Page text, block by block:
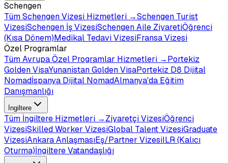
Schengen
TümSchengen Vizesi Hizmetleri →Schengen Turist
VizesiSchengen İş VizesiSchengen Aile ZiyaretiÖğrenci
(Kısa Dönem)Medikal Tedavi VizesiFransa Vizesi
Özel Programlar
TümAvrupa Özel Programlar Hizmetleri →Portekiz
Golden VisaYunanistan Golden VisaPortekiz D8 Dijital
Nomadİspanya Dijital NomadAlmanya'da Eğitim
Danışmanlığı
İngiltere
Tüm İngiltere Hizmetleri →Ziyaretçi VizesiÖğrenci
VizesiSkilled Worker VizesiGlobal Talent VizesiGraduate
VizesiAnkara AnlaşmasıEş/Partner VizesiILR (Kalıcı
Oturma)İngiltere Vatandaşlığı